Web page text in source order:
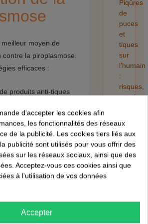
moyen de
la piroplasmose.
efficaces :
produits anti-tiques
votre chien pour
tiques
risque pendant les
tiques
la
Piqûres
de
puces
et
tiques
sur
l'humain
:
risques,
retrait
d'accepter les cookies afin
les fonctionnalités des réseaux
de la publicité. Les cookies tiers liés aux
publicité sont utilisés pour vous offrir des
sur les réseaux sociaux, ainsi que des
Acceptez-vous ces cookies ainsi que
à l'utilisation de vos données
Accepter